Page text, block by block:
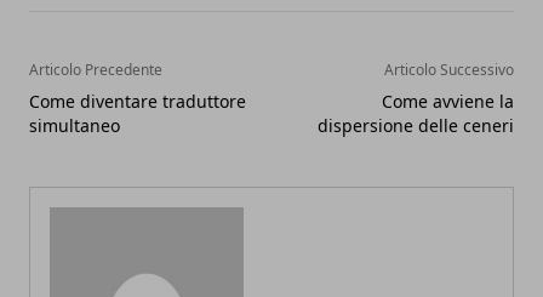
Articolo Precedente
Come diventare traduttore
simultaneo
Articolo Successivo
Come avviene la
dispersione delle ceneri